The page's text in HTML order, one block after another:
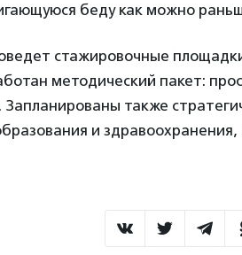
беду как можно
стажировочные
методический пакет:
также
и здравоохранения,